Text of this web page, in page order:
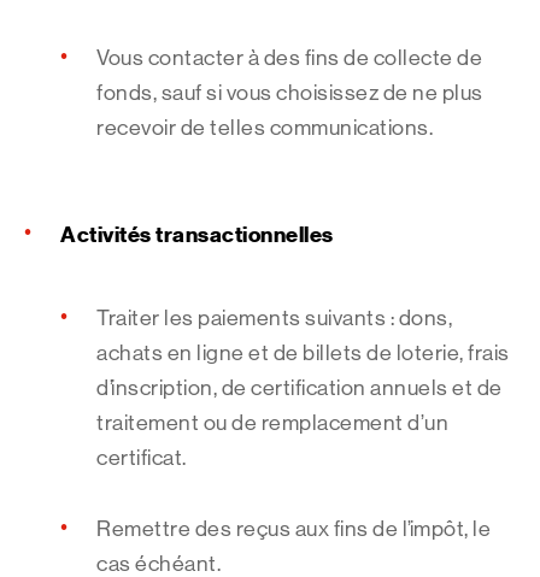
Vous contacter à des fins de collecte de
fonds, sauf si vous choisissez de ne plus
recevoir de telles communications.
Activités transactionnelles
Traiter les paiements suivants : dons,
achats en ligne et de billets de loterie, frais
d’inscription, de certification annuels et de
traitement ou de remplacement d’un
certificat.
Remettre des reçus aux fins de l’impôt, le
cas échéant.